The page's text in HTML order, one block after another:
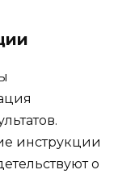
инструкции
о